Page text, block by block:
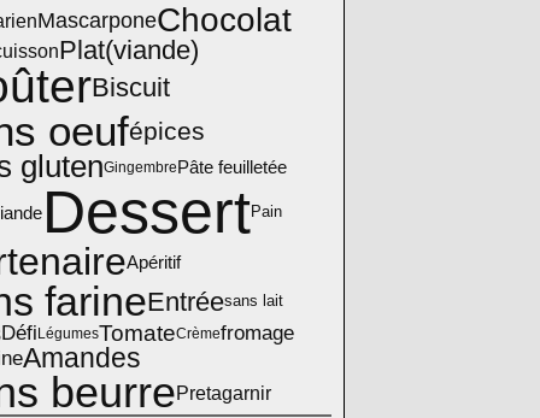
MascarponeChocolat
Plat(viande)
Biscuit
oeufépices
glutenGingembrePâte feuilletée
DessertPain
Apéritif
farineEntréesans lait
DéfiLégumesTomateCrèmefromage
Amandes
beurrePretagarnir